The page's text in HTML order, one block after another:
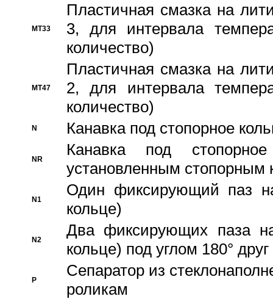
MT33
Пластичная смазка на
3, для интервала
количество)
MT47
Пластичная смазка на
2, для интервала
количество)
N Канавка под стопорное
NR
Канавка под
установленным стопорным
N1
Один фиксирующий паз
кольце)
N2
Два фиксирующих паза
кольце) под углом 180° друг
P
Cепаратор из
роликам